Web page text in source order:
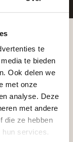
te
te bieden
Ook delen we
met onze
analyse. Deze
met andere
die ze hebben
services.
partner
en
van
assortiment
meer over de
tijdens de
tijdens
op
voor de